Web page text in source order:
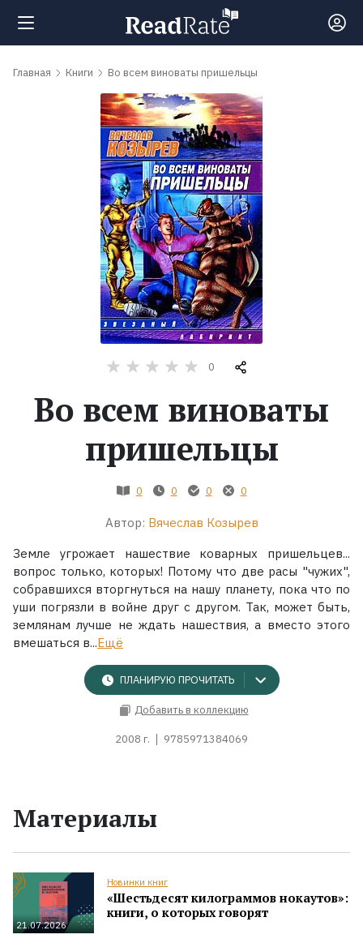
Поиск
обсуждаемые
Жанры
Экранизации
Главная Книги Во всем виноваты пришельцы
0
Во всем виноваты
пришельцы
0 0 0 0
Автор: Вячеслав Козырев
Земле угрожает нашествие коварных пришельцев...
вопрос только, которых! Потому что две расы "чужих",
собравшихся вторгнуться на нашу планету, пока что по
уши погрязли в войне друг с другом. Так, может быть,
землянам лучше не ждать нашествия, а вместо этого
вмешаться в...Ещё
ПЛАНИРУЮ ПРОЧИТАТЬ
Добавить в коллекцию
2008 г. 9785971384069
Материалы
21.07.2026
Новинки книг
«Шестьдесят килограммов нокаутов»:
книги, о которых говорят